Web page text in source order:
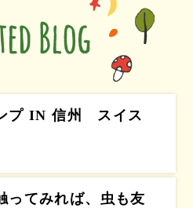
プ IN 信州 スイス
ってみれば、虫も友